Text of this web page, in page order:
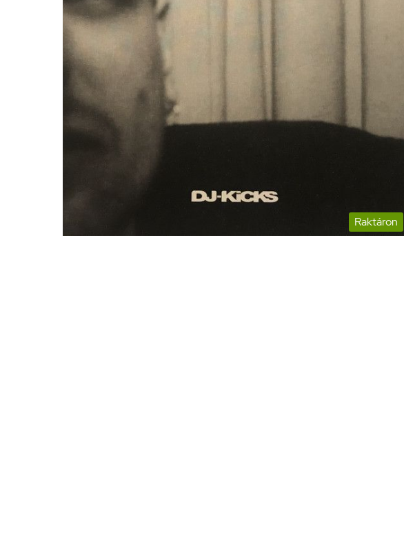
Raktáron